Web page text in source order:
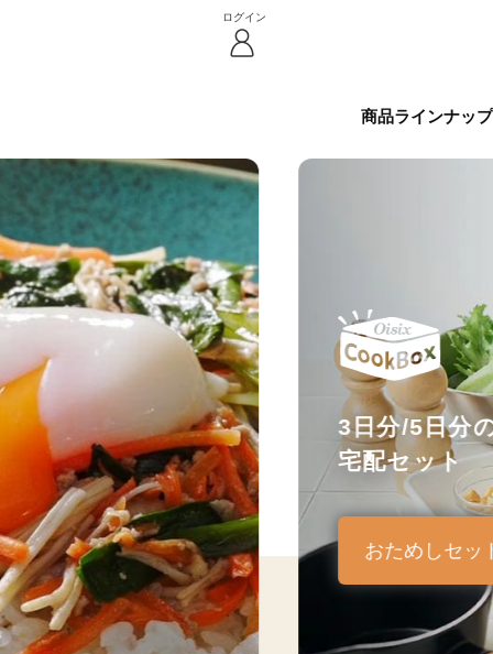
ログイン
商品ラインナップ
3日分/5日分
宅配セット
おためしセッ